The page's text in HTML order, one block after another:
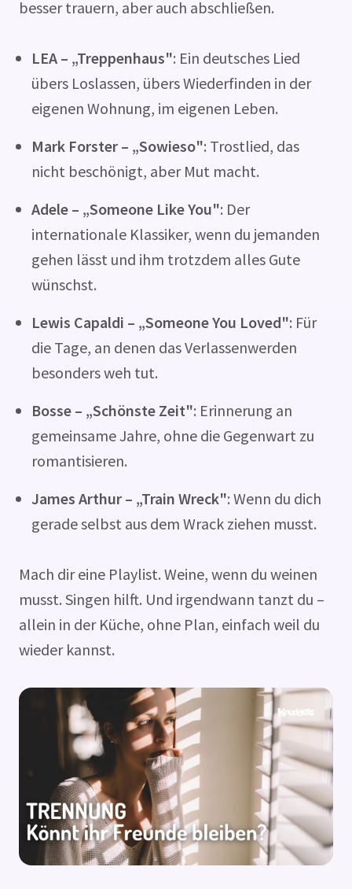
besser trauern, aber auch abschließen.
LEA – „Treppenhaus": Ein deutsches Lied
übers Loslassen, übers Wiederfinden in der
eigenen Wohnung, im eigenen Leben.
Mark Forster – „Sowieso": Trostlied, das
nicht beschönigt, aber Mut macht.
Adele – „Someone Like You": Der
internationale Klassiker, wenn du jemanden
gehen lässt und ihm trotzdem alles Gute
wünschst.
Lewis Capaldi – „Someone You Loved": Für
die Tage, an denen das Verlassenwerden
besonders weh tut.
Bosse – „Schönste Zeit": Erinnerung an
gemeinsame Jahre, ohne die Gegenwart zu
romantisieren.
James Arthur – „Train Wreck": Wenn du dich
gerade selbst aus dem Wrack ziehen musst.
Mach dir eine Playlist. Weine, wenn du weinen
musst. Singen hilft. Und irgendwann tanzt du –
allein in der Küche, ohne Plan, einfach weil du
wieder kannst.